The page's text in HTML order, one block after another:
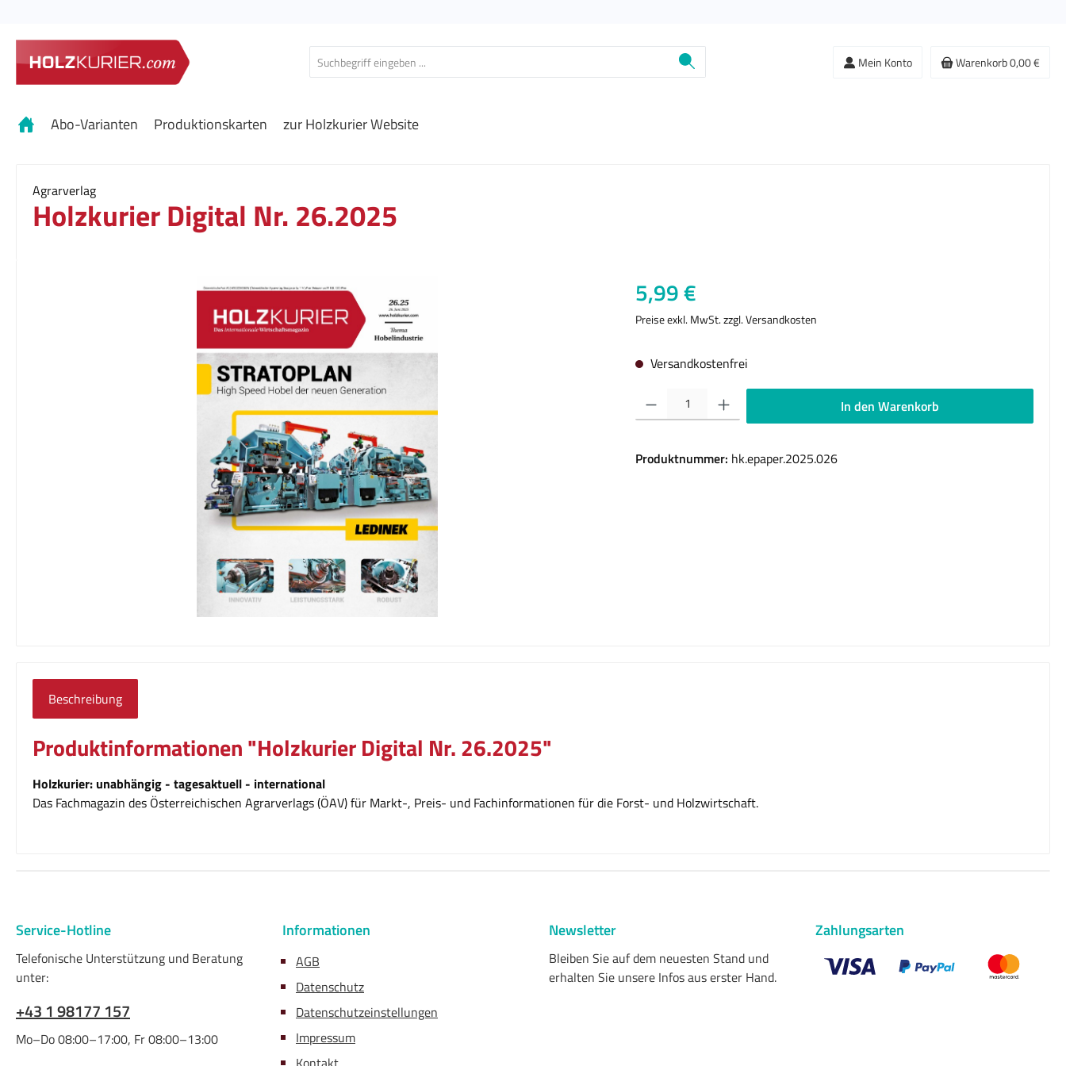
Mein Konto Warenkorb0,00 €
Abo-Varianten Produktionskarten zur Holzkurier Website
Agrarverlag
Holzkurier Digital Nr. 26.2025
Regulärer Preis:
5,99 €
Preise exkl. MwSt. zzgl. Versandkosten
Versandkostenfrei
Produkt Anzahl: Gib den gewünschten Wert ein oder benutze die Schaltflächen um die
In den Warenkorb
Produktnummer: hk.epaper.2025.026
Beschreibung
Produktinformationen "Holzkurier Digital Nr. 26.2025"
Holzkurier: unabhängig - tagesaktuell - international
Das Fachmagazin des Österreichischen Agrarverlags (ÖAV) für Markt-, Preis- und Fachinformationen für die Forst- und Holzwirtschaft.
Service-Hotline
Telefonische Unterstützung und Beratung
unter:
+43 1 98177 157
Mo–Do 08:00–17:00, Fr 08:00–13:00
Informationen
AGB
Datenschutz
Datenschutzeinstellungen
Impressum
Newsletter
Bleiben Sie auf dem neuesten Stand und
erhalten Sie unsere Infos aus erster Hand.
Zahlungsarten